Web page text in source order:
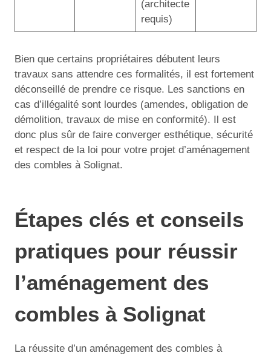
(architecte
requis)
Bien que certains propriétaires débutent leurs
travaux sans attendre ces formalités, il est fortement
déconseillé de prendre ce risque. Les sanctions en
cas d’illégalité sont lourdes (amendes, obligation de
démolition, travaux de mise en conformité). Il est
donc plus sûr de faire converger esthétique, sécurité
et respect de la loi pour votre projet d’aménagement
des combles à Solignat.
Étapes clés et conseils
pratiques pour réussir
l’aménagement des
combles à Solignat
La réussite d’un aménagement des combles à